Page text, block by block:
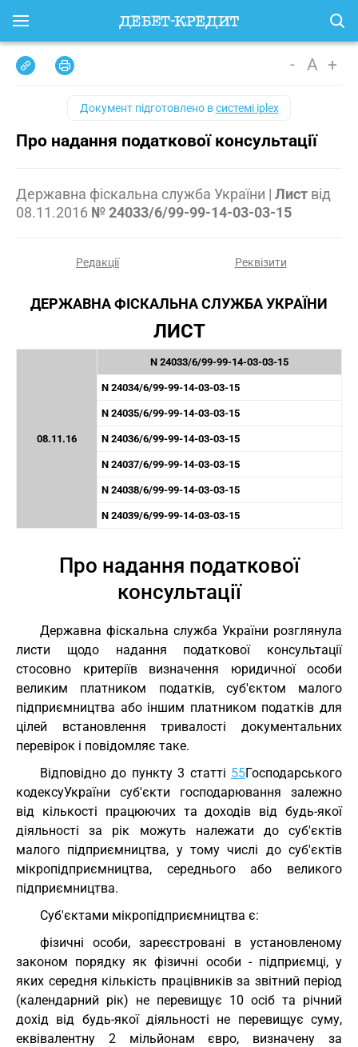
- A +
Документ підготовлено всистемі iplex
Про надання податкової консультації
Державна фіскальна служба України | Лист від
08.11.2016 № 24033/6/99-99-14-03-03-15
Редакції Реквізити
ДЕРЖАВНА ФІСКАЛЬНА СЛУЖБА УКРАЇНИ
ЛИСТ
08.11.16
N 24033/6/99-99-14-03-03-15
N 24034/6/99-99-14-03-03-15
N 24035/6/99-99-14-03-03-15
N 24036/6/99-99-14-03-03-15
N 24037/6/99-99-14-03-03-15
N 24038/6/99-99-14-03-03-15
N 24039/6/99-99-14-03-03-15
Про надання податкової
консультації
Державна фіскальна служба України розглянула
листи щодо надання податкової консультації
стосовно критеріїв визначення юридичної особи
великим платником податків, суб'єктом малого
підприємництва або іншим платником податків для
цілей встановлення тривалості документальних
перевірок і повідомляє таке.
Відповідно до пункту 3 статті 55Господарського
кодексуУкраїни суб'єкти господарювання залежно
від кількості працюючих та доходів від будь-якої
діяльності за рік можуть належати до суб'єктів
малого підприємництва, у тому числі до суб'єктів
мікропідприємництва, середнього або великого
підприємництва.
Суб'єктами мікропідприємництва є:
фізичні особи, зареєстровані в установленому
законом порядку як фізичні особи - підприємці, у
яких середня кількість працівників за звітний період
(календарний рік) не перевищує 10 осіб та річний
дохід від будь-якої діяльності не перевищує суму,
еквівалентну 2 мільйонам євро, визначену за